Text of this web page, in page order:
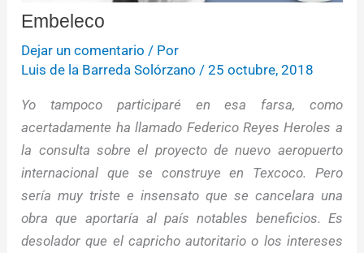
Embeleco
Dejar un comentario / Por
Luis de la Barreda Solórzano /25 octubre, 2018
Yo tampoco participaré en esa farsa, como
acertadamente ha llamado Federico Reyes Heroles a
la consulta sobre el proyecto de nuevo aeropuerto
internacional que se construye en Texcoco. Pero
sería muy triste e insensato que se cancelara una
obra que aportaría al país notables beneficios. Es
desolador que el capricho autoritario o los intereses